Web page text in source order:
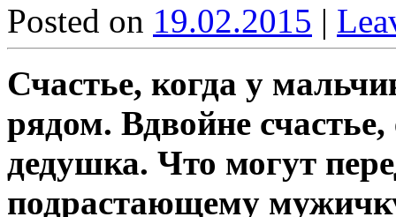
Posted on 19.02.2015 |
Счастье, когда у
рядом. Вдвойне
дедушка. Что могут
подрастающему